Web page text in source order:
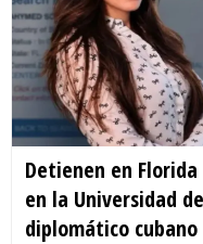
Detienen en
en la Universidad
diplomático cubano